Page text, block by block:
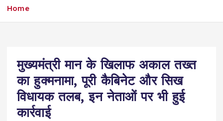
Home
मुख्यमंत्री मान के खिलाफ अकाल तख्त
का हुक्मनामा, पूरी कैबिनेट और सिख
विधायक तलब, इन नेताओं पर भी हुई
कार्रवाई